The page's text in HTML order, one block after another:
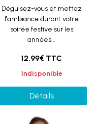
Déguisez-vous et mettez
l'ambiance durant votre
soirée festive sur les
années...
12.99€ TTC
Indisponible
Détails